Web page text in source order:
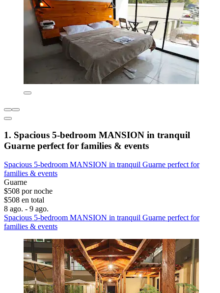
1. Spacious 5-bedroom MANSION in tranquil
Guarne perfect for families & events
Spacious 5-bedroom MANSION in tranquil Guarne perfect for
families & events
Guarne
$508 por noche
$508 en total
8 ago. - 9 ago.
Spacious 5-bedroom MANSION in tranquil Guarne perfect for
families & events